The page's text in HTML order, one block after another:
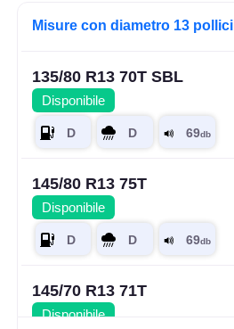
Misure con diametro 13 pollici
135/80 R13 70T SBL
Disponibile
145/80 R13 75T
Disponibile
145/70 R13 71T
Disponibile